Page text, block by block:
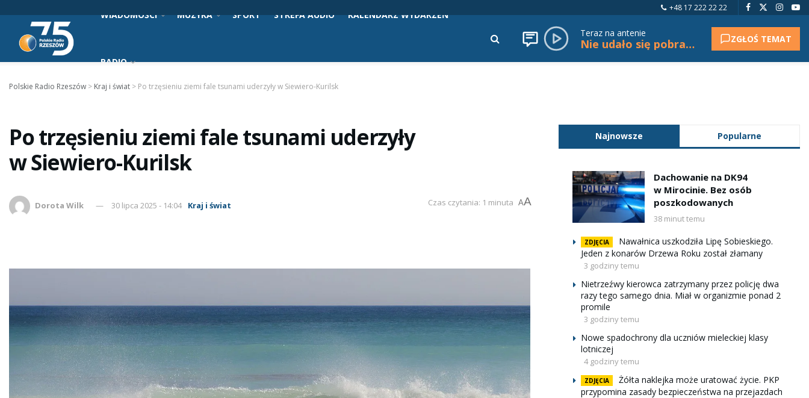
+48 17 222 22 22
WIADOMOŚCI MUZYKA SPORT STREFA AUDIO KALENDARZ WYDARZEŃ
RADIO
Teraz na antenie
Nie udało się pobrać tytułu. ZGŁOŚ TEMAT
Polskie Radio Rzeszów > Kraj i świat > Po trzęsieniu ziemi fale tsunami uderzyły w Siewiero-Kurilsk
Po trzęsieniu ziemi fale tsunami uderzyły
w Siewiero-Kurilsk
Dorota Wilk 30 lipca 2025 - 14:04 Kraj i świat Czas czytania: 1 minuta AA
Najnowsze Popularne
Dachowanie na DK94
w Mirocinie. Bez osób
poszkodowanych
38 minut temu
ZDJĘCIA
Nawałnica uszkodziła Lipę Sobieskiego.
Jeden z konarów Drzewa Roku został złamany
3 godziny temu
Nietrzeźwy kierowca zatrzymany przez policję dwa
razy tego samego dnia. Miał w organizmie ponad 2
promile
3 godziny temu
Nowe spadochrony dla uczniów mieleckiej klasy
lotniczej
4 godziny temu
ZDJĘCIA
Żółta naklejka może uratować życie. PKP
przypomina zasady bezpieczeństwa na przejazdach